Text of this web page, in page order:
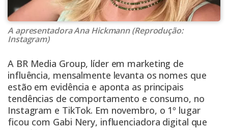
A apresentadora Ana Hickmann (Reprodução:
Instagram)
A BR Media Group, líder em marketing de
influência, mensalmente levanta os nomes que
estão em evidência e aponta as principais
tendências de comportamento e consumo, no
Instagram e TikTok. Em novembro, o 1º lugar
ficou com Gabi Nery, influenciadora digital que